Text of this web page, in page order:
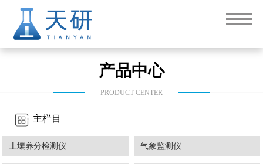
产品中心
PRODUCT CENTER
主栏目
土壤养分检测仪 气象监测仪